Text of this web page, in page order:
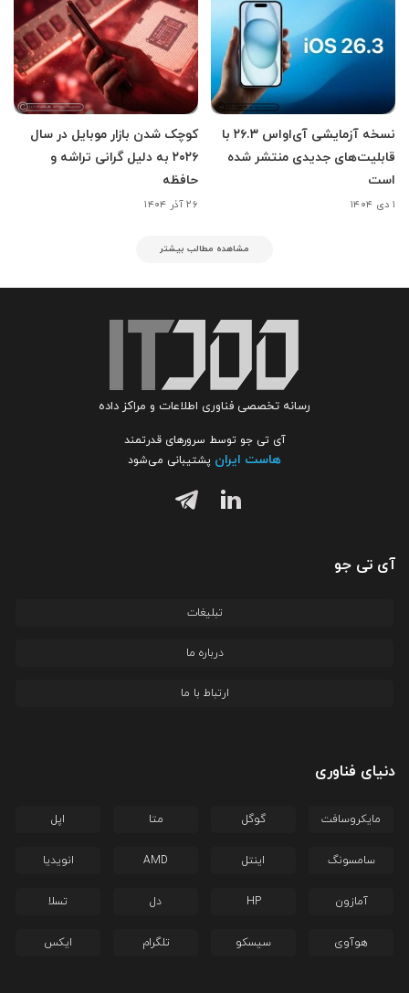
نسخه آزمایشی آی‌اواس ۲۶.۳ با
قابلیت‌های جدیدی منتشر شده
است
۱ دی ۱۴۰۴
کوچک شدن بازار موبایل در سال
۲۰۲۶ به دلیل گرانی تراشه و
حافظه
۲۶ آذر ۱۴۰۴
مشاهده مطالب بیشتر
رسانه تخصصی فناوری اطلاعات و مراکز داده
آی تی جو توسط سرورهای قدرتمند
هاست ایران پشتیبانی می‌شود
آی تی جو
تبلیغات
درباره ما
ارتباط با ما
دنیای فناوری
مایکروسافت گوگل متا اپل
سامسونگ اینتل AMD انویدیا
آمازون HP دل تسلا
هوآوی سیسکو تلگرام ایکس